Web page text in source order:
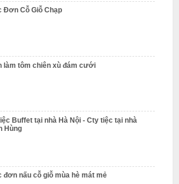
Đơn Cỗ Giỗ Chạp
làm tôm chiên xù đám cưới
Buffet tại nhà Hà Nội - Cty tiệc tại nhà
Hùng
đơn nấu cỗ giỗ mùa hè mát mẻ